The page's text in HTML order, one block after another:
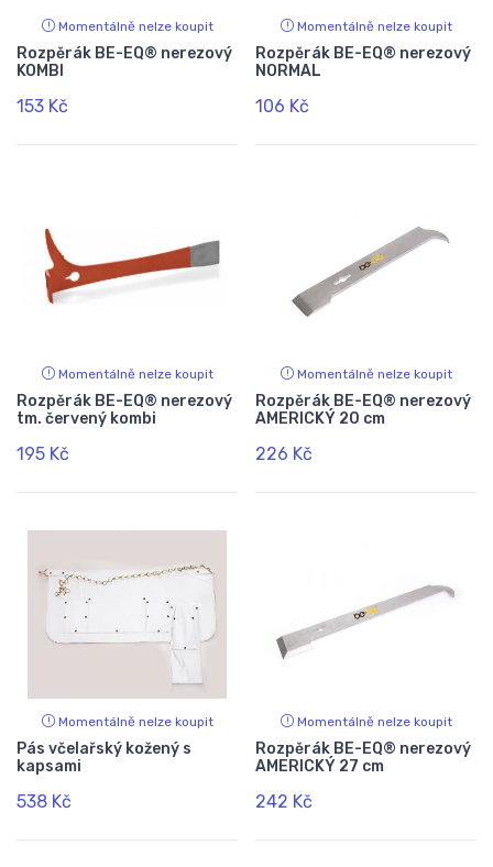
Momentálně nelze koupit
Rozpěrák BE-EQ® nerezový
KOMBI
153 Kč
Momentálně nelze koupit
Rozpěrák BE-EQ® nerezový
NORMAL
106 Kč
Momentálně nelze koupit
Rozpěrák BE-EQ® nerezový
tm. červený kombi
195 Kč
Momentálně nelze koupit
Rozpěrák BE-EQ® nerezový
AMERICKÝ 20 cm
226 Kč
Momentálně nelze koupit
Pás včelařský kožený s
kapsami
538 Kč
Momentálně nelze koupit
Rozpěrák BE-EQ® nerezový
AMERICKÝ 27 cm
242 Kč